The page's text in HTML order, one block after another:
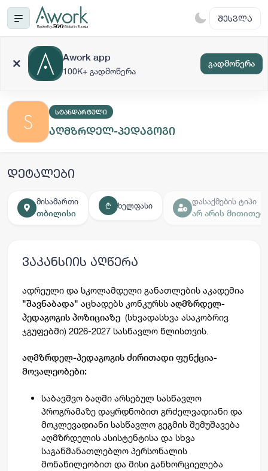
ᲨᲔᲡᲕᲚᲐ
Awork app
100K+ გადმოწერა
გადმოწერა
ᲡᲢᲐᲜᲓᲐᲠᲢᲣᲚᲘ
აღმზრდელ-პედაგოგი
დეტალები
მისამართი
თბილისი
₾ ხელფასი
დასაქმების ტიპი
არ არის
ვაკანსიის აღწერა
ადრეული და სკოლამდელი განათლების აკადემია
"შავნაბადა" აცხადებს კონკურსს აღმზრდელ-
პედაგოგის პოზიციაზე (სხვადასხვა ასაკობრივ
ჯგუფებში) 2026-2027 სასწავლო წლისთვის.
აღმზრდელ-პედაგოგის ძირითადი ფუნქცია-
მოვალეობები:
საბავშვო ბაღში არსებულ სასწავლო
პროგრამაზე დაყრდნობით გრძელვადიანი და
მოკლევადიანი სასწავლო გეგმის შემუშავება
აღმზრდელის ასისტენტისა და სხვა
საგანმანათლებლო პერსონალის
მონაწილეობით და მისი განხორციელება